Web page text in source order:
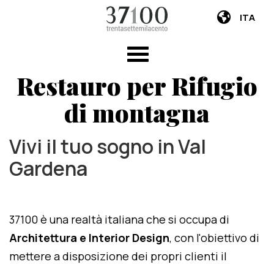
ITA
Restauro per Rifugio
di montagna
Vivi il tuo sogno in Val
Gardena
37100 è una realtà italiana che si occupa di
Architettura e Interior Design, con l'obiettivo di
mettere a disposizione dei propri clienti il